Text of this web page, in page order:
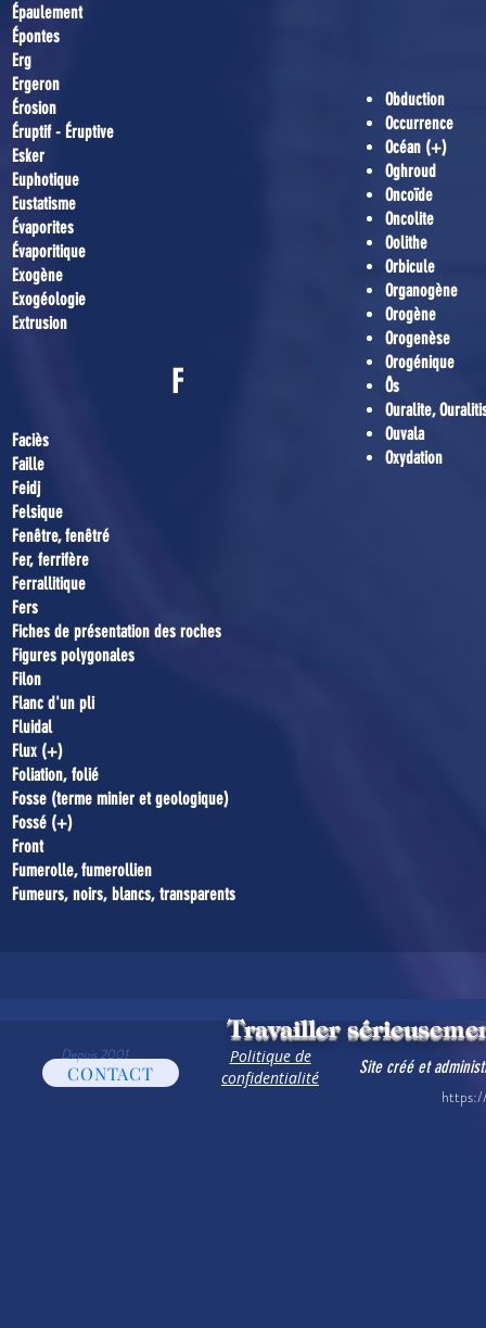
Épaulement
Épontes
Erg
Ergeron
Érosion
Éruptif - Éruptive
Esker
Euphotique
Eustatisme
Évaporites
Évaporitique
Exogène
Exogéologie
Extrusion
F
Faciès
Faille
Feidj
Felsique
Fenêtre, fenêtré
Fer, ferrifère
Ferrallitique
Fers
Fiches de présentation des roches
Figures polygonales
Filon
Flanc d'un pli
Fluidal
Flux (+)
Foliation, folié
Fosse (terme minier et geologique)
Fossé (+)
Front
Fumerolle, fumerollien
Fumeurs, noirs, blancs, transparents
Obduction
Occurrence
Océan (+)
Oghroud
Oncoïde
Oncolite
Oolithe
Orbicule
Organogène
Orogène
Orogenèse
Orogénique
Ôs
Ouralite,
Ouvala
Oxydation
CONTACT
Travailler
Politique de
confidentialité
Site créé et
Depuis 2001